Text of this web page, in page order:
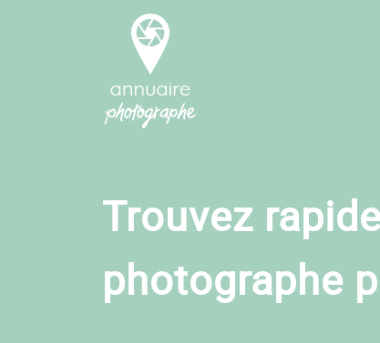
Trouvez
photographe